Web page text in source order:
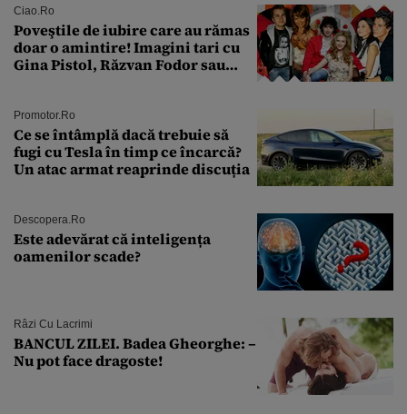
îmi salvez viața”
Ciao.ro
Poveştile de iubire care au rămas
doar o amintire! Imagini tari cu
Gina Pistol, Răzvan Fodor sau
Promotor.ro
Ce se întâmplă dacă trebuie să
fugi cu Tesla în timp ce încarcă?
Un atac armat reaprinde discuția
Descopera.ro
Este adevărat că inteligența
oamenilor scade?
Râzi Cu Lacrimi
BANCUL ZILEI. Badea Gheorghe: –
Nu pot face dragoste!